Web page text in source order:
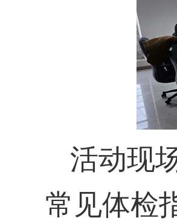
活动现
常见体检